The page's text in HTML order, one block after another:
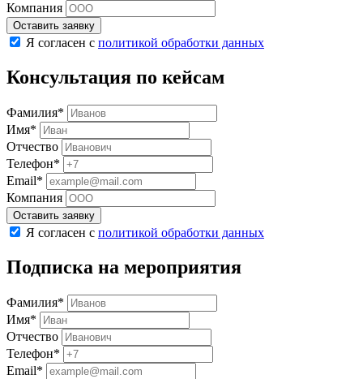
Компания
Оставить заявку
Я согласен с политикой обработки данных
Консультация по кейсам
Фамилия*
Имя*
Отчество
Телефон*
Email*
Компания
Оставить заявку
Я согласен с политикой обработки данных
Подписка на мероприятия
Фамилия*
Имя*
Отчество
Телефон*
Email*